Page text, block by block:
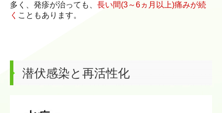
多く、発疹が治っても、 長い間(3～6ヵ月以上)痛みが続
く こともあります。
潜伏感染と再活性化